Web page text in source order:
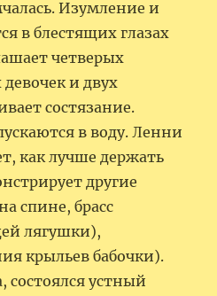
Изумление и
в блестящих глазах
четверых
и двух
состязание.
в воду. Ленни
как лучше держать
другие
спине, брасс
лягушки),
крыльев бабочки).
состоялся устный